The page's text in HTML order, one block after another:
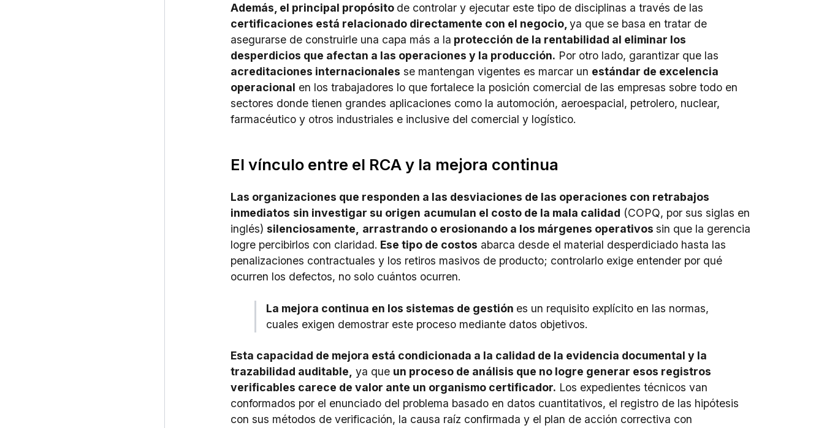
Además, el principal propósito de controlar y ejecutar este tipo de disciplinas a través de las
certificaciones está relacionado directamente con el negocio,ya que se basa en tratar de
asegurarse de construirle una capa más a la protección de la rentabilidad al eliminar los
desperdicios que afectan a las operaciones y la producción. Por otro lado, garantizar que las
acreditaciones internacionales se mantengan vigentes es marcar un estándar de excelencia
operacional en los trabajadores lo que fortalece la posición comercial de las empresas sobre todo en
sectores donde tienen grandes aplicaciones como la automoción, aeroespacial, petrolero, nuclear,
farmacéutico y otros industriales e inclusive del comercial y logístico.
El vínculo entre el RCA y la mejora continua
Las organizaciones que responden a las desviaciones de las operaciones con retrabajos
inmediatos sin investigar su origen acumulan el costo de la mala calidad (COPQ, por sus siglas en
inglés)silenciosamente, arrastrando o erosionando a los márgenes operativossin que la gerencia
logre percibirlos con claridad. Ese tipo de costos abarca desde el material desperdiciado hasta las
penalizaciones contractuales y los retiros masivos de producto; controlarlo exige entender por qué
ocurren los defectos, no solo cuántos ocurren.
La mejora continua en los sistemas de gestión es un requisito explícito en las normas,
cuales exigen demostrar este proceso mediante datos objetivos.
Esta capacidad de mejora está condicionada a la calidad de la evidencia documental y la
trazabilidad auditable, ya que un proceso de análisis que no logre generar esos registros
verificables carece de valor ante un organismo certificador. Los expedientes técnicos van
conformados por el enunciado del problema basado en datos cuantitativos, el registro de las hipótesis
con sus métodos de verificación, la causa raíz confirmada y el plan de acción correctiva con